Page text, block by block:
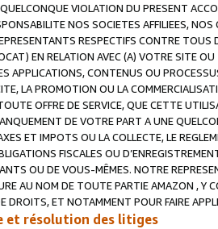
VIOLATION DU PRESENT
NOS SOCIETES AFFILIEES,
RESPECTIFS CONTRE
EN RELATION AVEC (A) VOTRE SITE
APPLICATIONS, CONTENUS OU
LA PROMOTION OU LA
OFFRE DE SERVICE, QUE CETTE
DE VOTRE PART A UNE
ET IMPOTS OU LA COLLECTE, LE
FISCALES OU
OU DE VOUS-MÊMES. NOTRE
AU NOM DE TOUTE PARTIE AMAZON , Y
DROITS, ET NOTAMMENT POUR FAIRE
et résolution des litiges